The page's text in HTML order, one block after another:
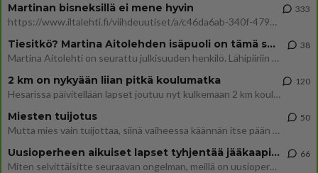
Martinan bisneksillä ei mene hyvin
https://www.iltalehti.fi/viihdeuutiset/a/c46da6ab-340f-4790-aaa7-0865eed2336 Yrityksen konkurssihakemus on tullut kärä
333
Tiesitkö? Martina Aitolehden isäpuoli on tämä suosittu laulaja
Martina Aitolehti on seurattu julkisuuden henkilö. Lähipiiriin mahtuu muitakin tunnettuja henkilöitä. Tiesitkö, että Ma
38
2 km on nykyään liian pitkä koulumatka
Hesarissa päivitellään lapset joutuu nyt kulkemaan 2 km kouluun jösses. Ruostefillarilla tuo matka menee vaikka miten äk
120
Miesten tuijotus
Mutta mies vain tuijottaa, siinä vaiheessa käännän itse pään pois. Mikä juttu? Yleensä jos joku tuijottaa tai katsoo, hä
50
Uusioperheen aikuiset lapset tyhjentää jääkaapin käydessään
Miten selvittäisitte seuraavan ongelman, meillä on uusioperhe, minulla teini-ikäiset lapset ja puolisolla aikuiset, jotk
66